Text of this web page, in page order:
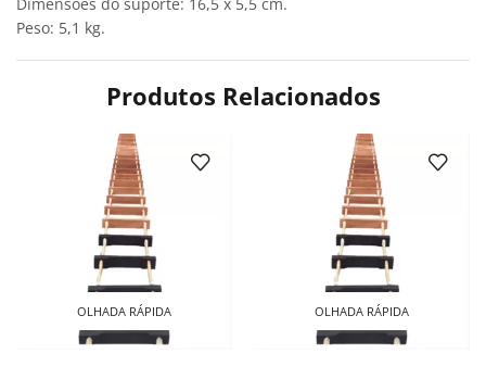
Peso: 5,1 kg.
Produtos Relacionados
OLHADA RÁPIDA OLHADA RÁPIDA